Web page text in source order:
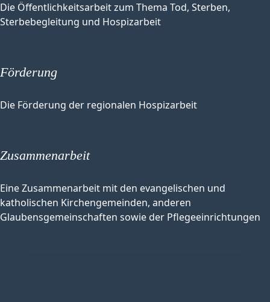
Die Öffentlichkeitsarbeit zum Thema Tod, Sterben,
Sterbebegleitung und Hospizarbeit
Förderung
Die Förderung der regionalen Hospizarbeit
Zusammenarbeit
Eine Zusammenarbeit mit den evangelischen und
katholischen Kirchengemeinden, anderen
Glaubensgemeinschaften sowie der Pflegeeinrichtungen